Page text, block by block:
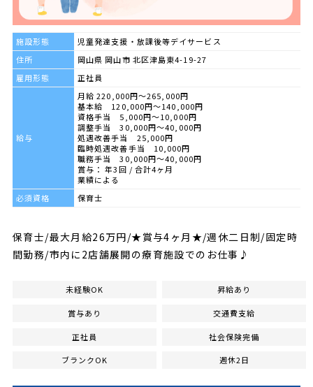
施設形態
児童発達支援・放課後等デイサービス
住所
岡山県 岡山市 北区津島東4-19-27
雇用形態
正社員
給与
月給 220,000円～265,000円
基本給 120,000円～140,000円
資格手当 5,000円～10,000円
調整手当 30,000円～40,000円
処遇改善手当 25,000円
臨時処遇改善手当 10,000円
職務手当 30,000円～40,000円
賞与： 年3回 / 合計4ヶ月
業績による
必須資格
保育士
保育士/最大月給26万円/★賞与4ヶ月★/週休二日制/固定時
間勤務/市内に2店舗展開の療育施設でのお仕事♪
未経験OK 昇給あり
賞与あり 交通費支給
正社員 社会保険完備
ブランクOK 週休2日